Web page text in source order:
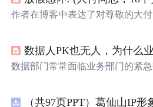
作者在博客中表达了对尊敬的大
数据部门常常面临业务部门的紧
快速响应急活儿，可以有效缓解这
（共97页PPT）葛仙山IP